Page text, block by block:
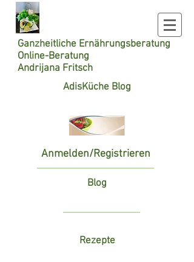
Ganzheitliche Ernährungsberatung
Online-Beratung
Andrijana Fritsch
AdisKüche Blog
Anmelden/Registrieren
Blog
Rezepte